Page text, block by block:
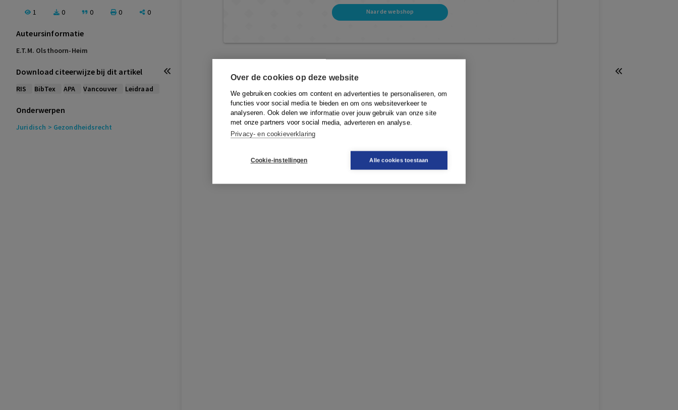
Over de cookies op deze website
We gebruiken cookies om content en advertenties te personaliseren, om
functies voor social media te bieden en om ons websiteverkeer te
analyseren. Ook delen we informatie over jouw gebruik van onze site
met onze partners voor social media, adverteren en analyse.
Privacy- en cookieverklaring
Cookie-instellingen Alle cookies toestaan
1 0 0 0 0
Auteursinformatie
E.T.M. Olsthoorn-Heim
Download citeerwijze bij dit artikel
RIS BibTex APA Vancouver Leidraad
Onderwerpen
Juridisch > Gezondheidsrecht
Naar de webshop